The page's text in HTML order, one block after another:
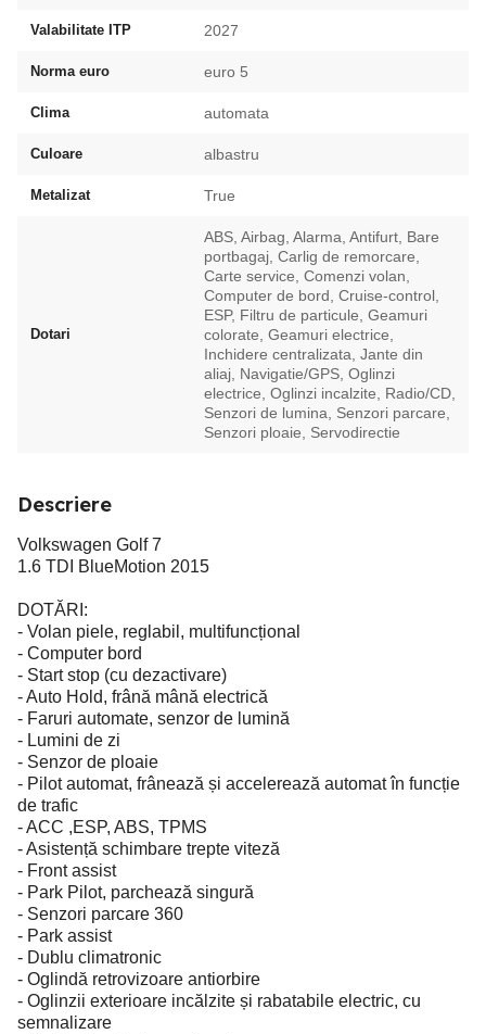
Valabilitate ITP 2027
Norma euro euro 5
Clima automata
Culoare albastru
Metalizat True
Dotari
ABS, Airbag, Alarma, Antifurt, Bare
portbagaj, Carlig de remorcare,
Carte service, Comenzi volan,
Computer de bord, Cruise-control,
ESP, Filtru de particule, Geamuri
colorate, Geamuri electrice,
Inchidere centralizata, Jante din
aliaj, Navigatie/GPS, Oglinzi
electrice, Oglinzi incalzite, Radio/CD,
Senzori de lumina, Senzori parcare,
Senzori ploaie, Servodirectie
Descriere
Volkswagen Golf 7
1.6 TDI BlueMotion 2015
DOTĂRI:
- Volan piele, reglabil, multifuncțional
- Computer bord
- Start stop (cu dezactivare)
- Auto Hold, frână mână electrică
- Faruri automate, senzor de lumină
- Lumini de zi
- Senzor de ploaie
- Pilot automat, frânează și accelerează automat în funcție
de trafic
- ACC ,ESP, ABS, TPMS
- Asistență schimbare trepte viteză
- Front assist
- Park Pilot, parchează singură
- Senzori parcare 360
- Park assist
- Dublu climatronic
- Oglindă retrovizoare antiorbire
- Oglinzii exterioare incălzite și rabatabile electric, cu
semnalizare